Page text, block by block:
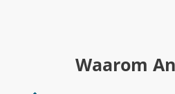
Waarom